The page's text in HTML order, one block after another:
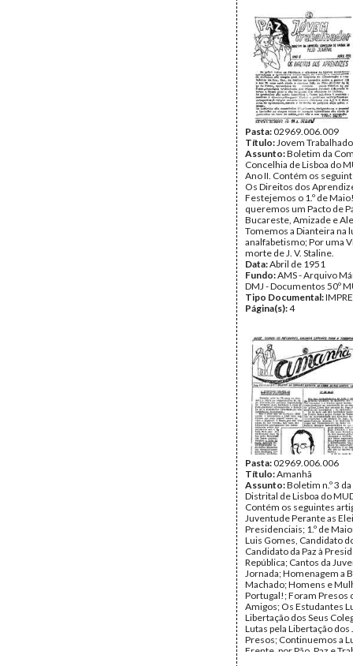
Pasta:02969.006.009
Título:Jovem
Assunto:Boletim da
Concelhia de Lisboa do
Ano II. Contém os
Os Direitos dos
Festejemos o 1.º de
queremos um Pacto de
Bucareste, Amizade e
Tomemos a Dianteira na
analfabetismo; Por uma
morte de J. V. Staline.
Data:Abril de 1951
Fundo:AMS - Arquivo
DMJ - Documentos 50º
Tipo Documental:
Página(s):4
Pasta:02969.006.006
Título:Amanhã
Assunto:Boletim n.º 3
Distrital de Lisboa do
Contém os seguintes
Juventude Perante as
Presidenciais; 1.º de
Luis Gomes, Candidato
Candidato da Paz à
República; Cantos da
Jornada; Homenagem a
Machado; Homens e
Portugal!; Foram Presos
Amigos; Os Estudantes
Libertação dos Seus
Lutas pela Libertação dos
Presos; Continuemos a
Frente, por Pão, Paz e